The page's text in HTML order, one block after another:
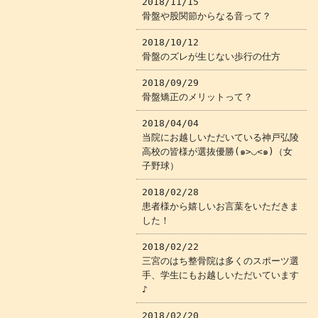
骨盤や股関節からなる音って？
2018/10/12
骨盤のズレが生じない歩行の仕方
2018/09/29
骨盤矯正のメリットって？
2018/04/04
当院にお越しいただいている神戸弘陵
高校の皆様が選抜優勝(๑>◡<๑)（女
子野球）
2018/02/28
患者様から嬉しいお言葉をいただきま
した！
2018/02/22
三宮のはち整骨院は多くのスポーツ選
手、学生にもお越しいただいています
♪
2018/02/20